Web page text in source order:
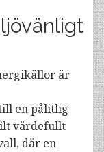
är
en pålitlig
värdefullt
där en